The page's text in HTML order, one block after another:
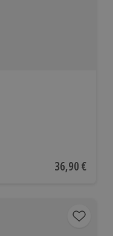
Aktueller
36,90 €